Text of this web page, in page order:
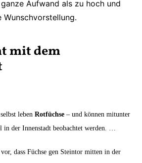
Aufwand als zu hoch und
Wunschvorstellung.
mit dem
leben Rotfüchse– und können mitunter
in der Innenstadt beobachtet werden. …
dass Füchse gen Steintor mitten in der